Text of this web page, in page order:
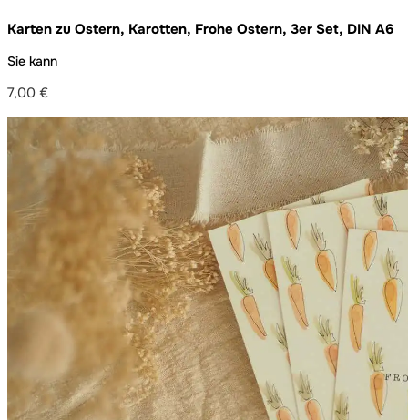
Karten zu Ostern, Karotten, Frohe Ostern, 3er Set, DIN A6
Sie kann
7,00 €